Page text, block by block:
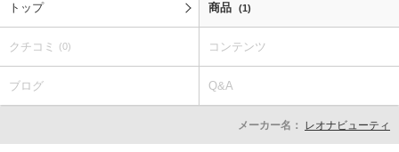
トップ 商品 (1)
クチコミ (0) コンテンツ
ブログ Q&A
メーカー名： レオナビューティ